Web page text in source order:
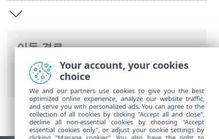
이동 경로
ESET 온라인 도움말>ESET Server Security
개요
Your account, your cookies
choice
We and our partners use cookies to give you the best
optimized online experience, analyze our website traffic,
and serve you with personalized ads. You can agree to the
collection of all cookies by clicking "Accept all and close",
decline all non-essential cookies by choosing "Accept
essential cookies only", or adjust your cookie settings by